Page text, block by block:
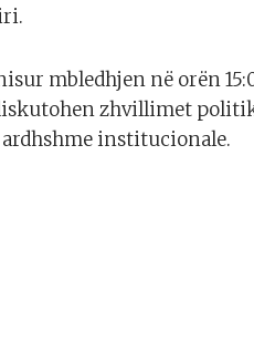
mbledhjen në orën
zhvillimet
institucionale.